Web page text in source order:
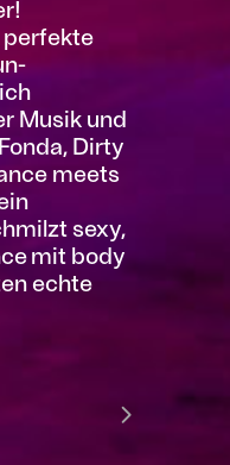
perfekte
Musik und
Dirty
meets
sexy,
mit body
echte